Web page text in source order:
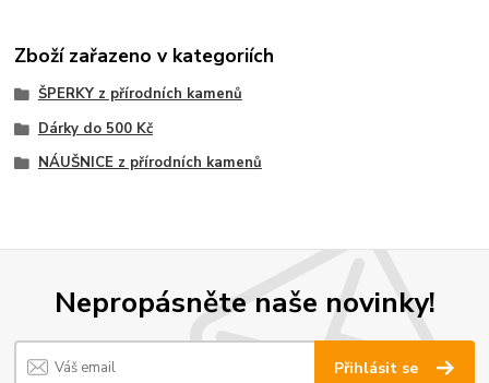
Zboží zařazeno v kategoriích
ŠPERKY z přírodních kamenů
Dárky do 500 Kč
NÁUŠNICE z přírodních kamenů
Nepropásněte naše novinky!
Přihlásit se